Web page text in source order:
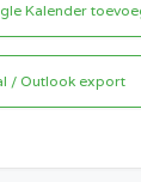
Kalender
/ Outlook export